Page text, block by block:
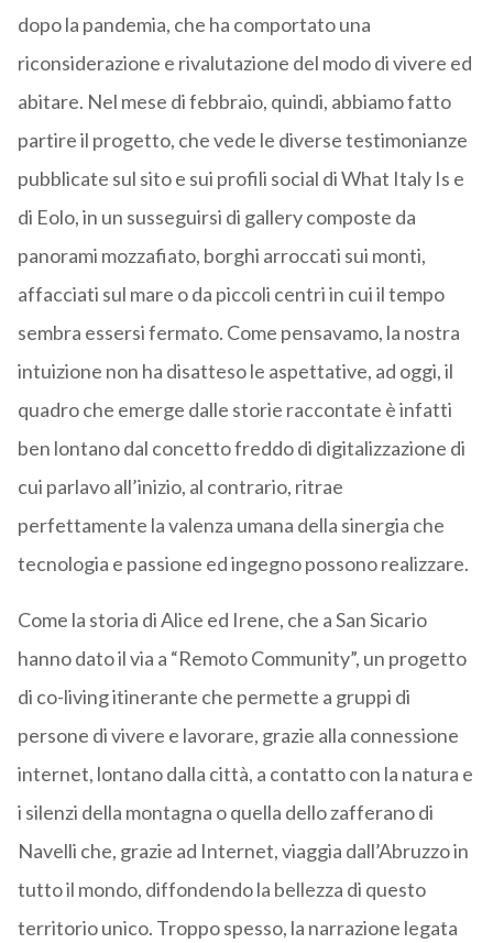
dopo la pandemia, che ha comportato una
riconsiderazione e rivalutazione del modo di vivere ed
abitare. Nel mese di febbraio, quindi, abbiamo fatto
partire il progetto, che vede le diverse testimonianze
pubblicate sul sito e sui profili social di What Italy Is e
di Eolo, in un susseguirsi di gallery composte da
panorami mozzafiato, borghi arroccati sui monti,
affacciati sul mare o da piccoli centri in cui il tempo
sembra essersi fermato. Come pensavamo, la nostra
intuizione non ha disatteso le aspettative, ad oggi, il
quadro che emerge dalle storie raccontate è infatti
ben lontano dal concetto freddo di digitalizzazione di
cui parlavo all’inizio, al contrario, ritrae
perfettamente la valenza umana della sinergia che
tecnologia e passione ed ingegno possono realizzare.
Come la storia di Alice ed Irene, che a San Sicario
hanno dato il via a “Remoto Community”, un progetto
di co-living itinerante che permette a gruppi di
persone di vivere e lavorare, grazie alla connessione
internet, lontano dalla città, a contatto con la natura e
i silenzi della montagna o quella dello zafferano di
Navelli che, grazie ad Internet, viaggia dall’Abruzzo in
tutto il mondo, diffondendo la bellezza di questo
territorio unico. Troppo spesso, la narrazione legata